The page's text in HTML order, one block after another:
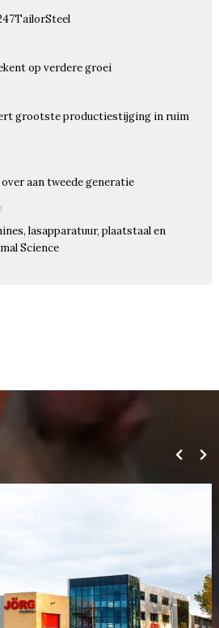
op verdere groei
grootste productiestijging in ruim
aan tweede generatie
lasapparatuur, plaatstaal en
Science